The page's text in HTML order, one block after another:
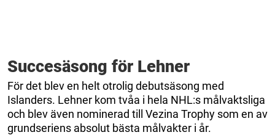
Succesäsong för Lehner
För det blev en helt otrolig debutsäsong med
Islanders. Lehner kom tvåa i hela NHL:s målvaktsliga
och blev även nominerad till Vezina Trophy som en av
grundseriens absolut bästa målvakter i år.